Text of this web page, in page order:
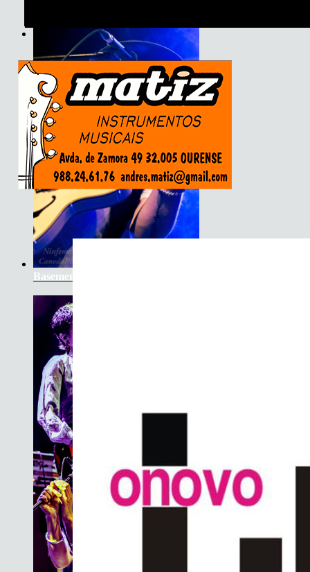
Son do Camiño
Basement Saints